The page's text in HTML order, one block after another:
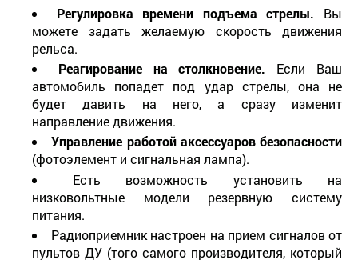
Регулировка времени подъема стрелы. Вы
можете задать желаемую скорость движения
рельса.
Реагирование на столкновение. Если Ваш
автомобиль попадет под удар стрелы, она не
будет давить на него, а сразу изменит
направление движения.
Управление работой аксессуаров безопасности
(фотоэлемент и сигнальная лампа).
Есть возможность установить на
низковольтные модели резервную систему
питания.
Радиоприемник настроен на прием сигналов от
пультов ДУ (того самого производителя, который